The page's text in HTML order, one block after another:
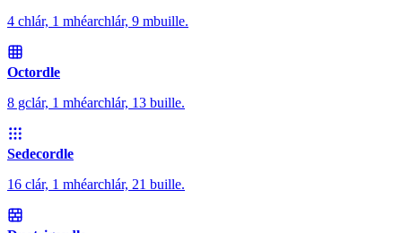
4 chlár, 1 mhéarchlár, 9 mbuille.
Octordle
8 gclár, 1 mhéarchlár, 13 buille.
Sedecordle
16 clár, 1 mhéarchlár, 21 buille.